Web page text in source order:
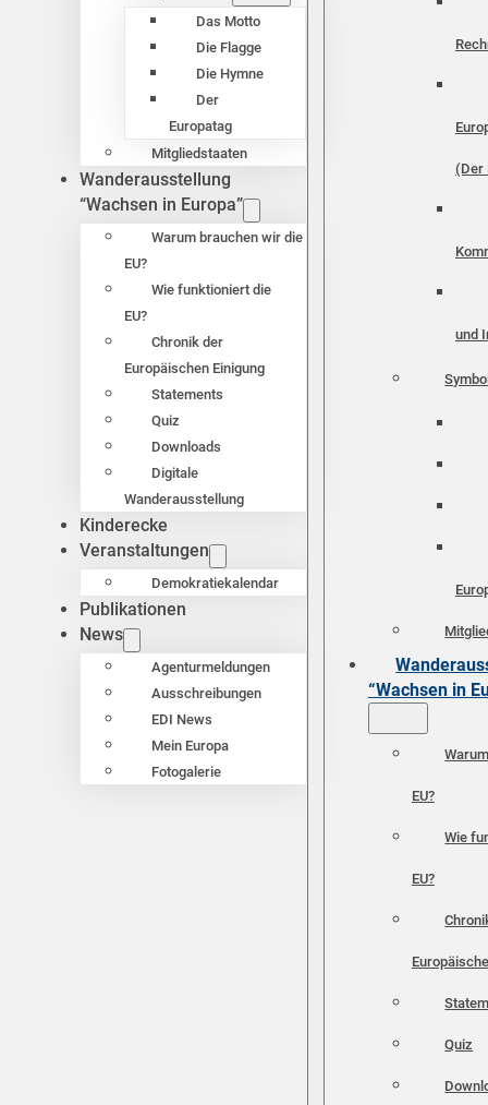
Das Motto
Die Flagge
Die Hymne
Der
Europatag
Mitgliedstaaten
Wanderausstellung
“Wachsen in Europa”
Warum brauchen wir die
EU?
Wie funktioniert die
EU?
Chronik der
Europäischen Einigung
Statements
Quiz
Downloads
Digitale
Wanderausstellung
Kinderecke
Veranstaltungen
Demokratiekalendar
Publikationen
News
Agenturmeldungen
Ausschreibungen
EDI News
Mein Europa
Fotogalerie
(Der
und
“Wachsen in
EU?
Wie
EU?
Quiz